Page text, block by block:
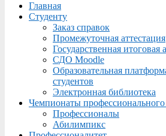
Menu
Главная
Студенту
Заказ справок
Промежуточная аттестация
Государственная итоговая
СДО Moodle
Образовательная
студентов
Электронная библиотека
Чемпионаты профессионального
Профессионалы
Абилимпикс